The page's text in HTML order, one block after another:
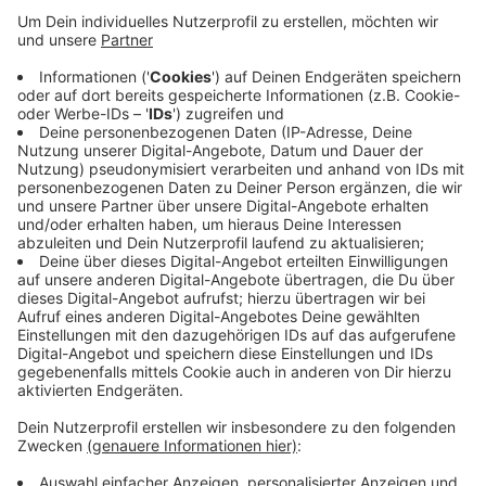
Anzeige
Im Sommer 2021 war am Siegufer in Siegen ein Baum
abgesägt worden – die Staatsanwaltschaft Siegen
hat deshalb zwei Künstler angeklagt. Den
entstandenen Sachschaden gibt die Stadt Siegen mit
etwas mehr als 6 600 Euro an. Zur heutigen
Ratssitzung teilt die Verwaltung mit, dass der
bezifferte Schaden von der Künstlerin Lena Hugger
vollständig beglichen wurde.
Anzeige